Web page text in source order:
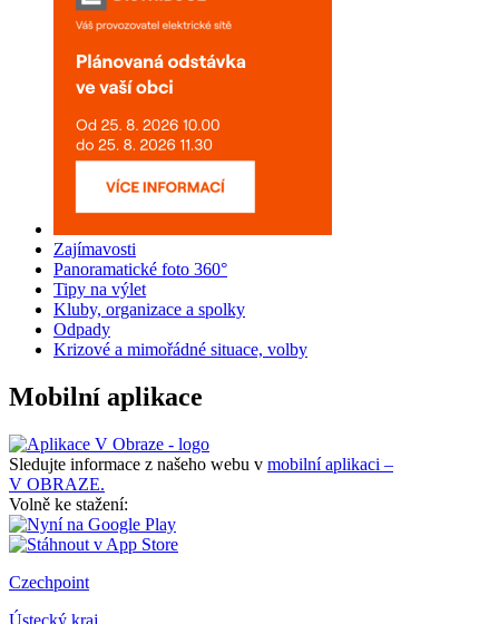
Zajímavosti
Panoramatické foto 360°
Tipy na výlet
Kluby, organizace a spolky
Odpady
Krizové a mimořádné situace, volby
Mobilní aplikace
Sledujte informace z našeho webu v mobilní aplikaci –
V OBRAZE.
Volně ke stažení:
Czechpoint